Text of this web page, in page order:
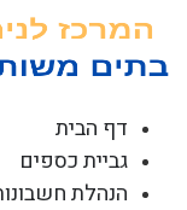
דף הבית
גביית כספים
הנהלת